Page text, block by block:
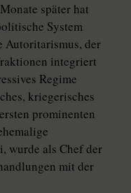
später hat
System
Autoritarismus, der
integriert
Regime
kriegerisches
prominenten
wurde als Chef der
mit der